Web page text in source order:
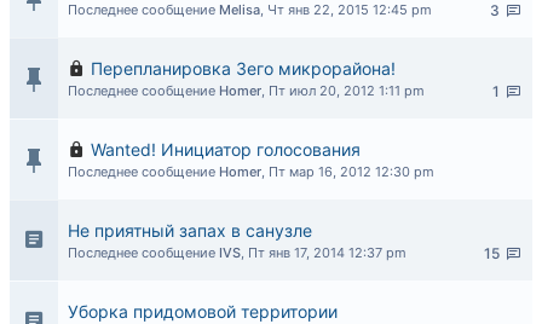
3
Последнее сообщение Melisa, Чт янв 22, 2015 12:45 pm
Перепланировка 3его микрорайона!
1
Последнее сообщение Homer, Пт июл 20, 2012 1:11 pm
Wanted! Инициатор голосования
Последнее сообщение Homer, Пт мар 16, 2012 12:30 pm
Не приятный запах в санузле
15
Последнее сообщение IVS, Пт янв 17, 2014 12:37 pm
Уборка придомовой территории